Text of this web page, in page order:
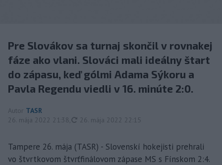
Pre Slovákov sa turnaj skončil v rovnakej
fáze ako vlani. Slováci mali ideálny štart
do zápasu, keď gólmi Adama Sýkoru a
Pavla Regendu viedli v 16. minúte 2:0.
Autor TASR
26. mája 2022 21:38
aktualizované
26. mája 2022 22:15
Tampere 26. mája (TASR) - Slovenskí hokejisti prehrali
vo štvrtkovom štvrťfinálovom zápase MS s Fínskom 2:4.